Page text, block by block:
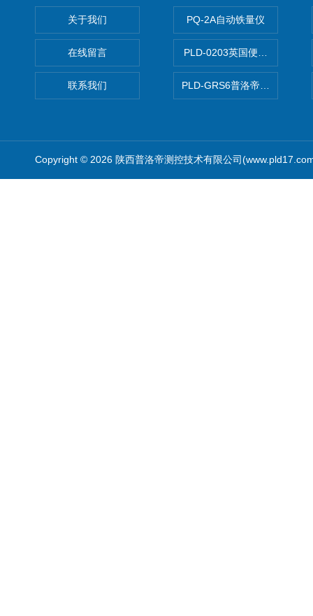
关于我们
在线留言
联系我们
PQ-2A自动铁量仪
PLD-0203英国便携式油品颗
PLD-GRS6普洛帝全自动微量
Copyright © 2026 陕西普洛帝测控技术有限公司